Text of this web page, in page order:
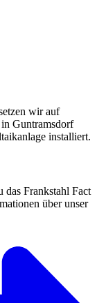
wir auf
Guntramsdorf
installiert.
Frankstahl Fact
über unser